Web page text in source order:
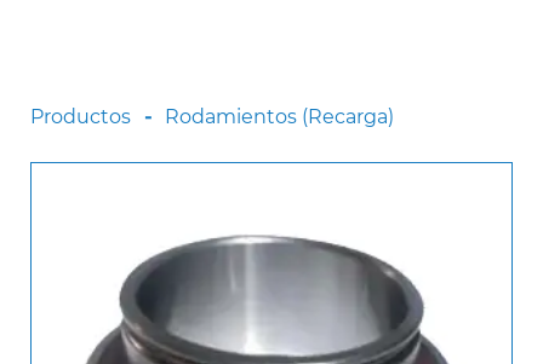
Volkswagen
Volvo
Productos Rodamientos (Recarga)